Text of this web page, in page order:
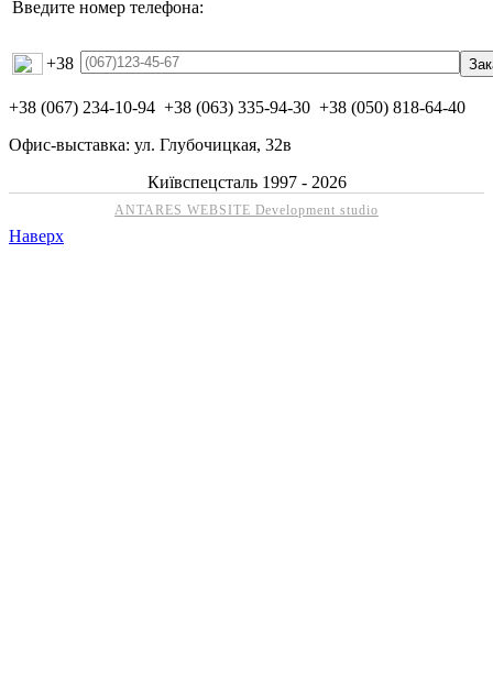
Введите номер телефона:
+38
+38 (067) 234-10-94 +38 (063) 335-94-30 +38 (050) 818-64-40
Офис-выставка: ул. Глубочицкая, 32в
Київспецсталь 1997 - 2026
ANTARES WEBSITE Development studio
Наверх